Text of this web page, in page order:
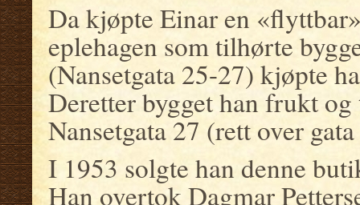
Da kjøpte Einar en
eplehagen som tilhørte
(Nansetgata 25-27) kjøpte
Deretter bygget han frukt
Nansetgata 27 (rett over
I 1953 solgte han denne
Han overtok Dagmar